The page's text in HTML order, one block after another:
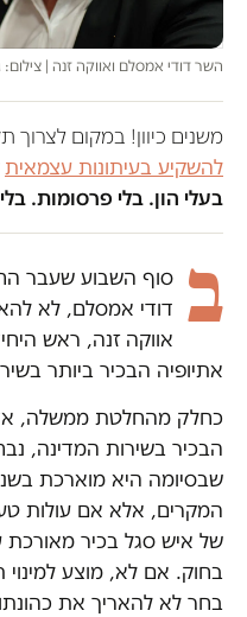
השר דודי אמסלם ואווקה זנה | צילום: גילי
משנים כיוון! במקום
להשקיע בעיתונות עצמאית
בעלי הון. בלי פרסומות.
ב סוף השבוע שעבר
דודי אמסלם, לא
אווקה זנה, ראש
אתיופיה הבכיר ביותר
כחלק מהחלטת ממשלה,
הבכיר בשירות המדינה,
שבסיומה היא מוארכת
המקרים, אלא אם עולות
של איש סגל בכיר
בחוק. אם לא, מוצע
בחר לא להאריך את